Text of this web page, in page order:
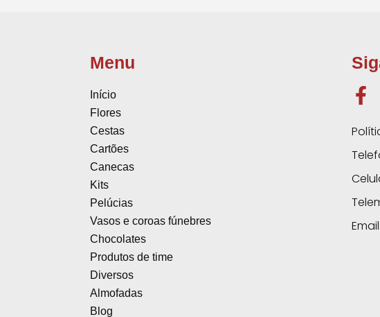
Menu
Início
Flores
Cestas
Cartões
Canecas
Kits
Pelúcias
Vasos e coroas fúnebres
Chocolates
Produtos de time
Diversos
Almofadas
Blog